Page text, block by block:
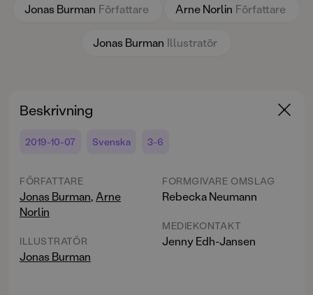
Jonas Burman Författare Arne Norlin Författare
Jonas Burman Illustratör
Beskrivning
2019-10-07 Svenska 3-6
FÖRFATTARE
Jonas Burman,Arne
Norlin
ILLUSTRATÖR
Jonas Burman
FORMGIVARE OMSLAG
Rebecka Neumann
MEDIEKONTAKT
Jenny Edh-Jansen